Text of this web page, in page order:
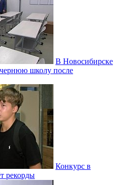
В Новосибирске
школу после
Конкурс в
рекорды